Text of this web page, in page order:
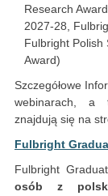
Research
2027-28,
Fulbright Polish
Award)
Szczegółowe
webinarach, a
znajdują się na
Fulbright
Fulbright
osób z